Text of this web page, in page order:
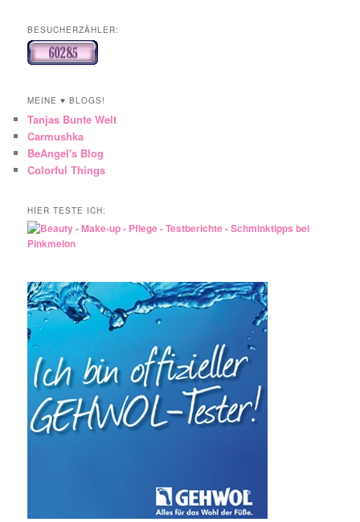
BESUCHERZÄHLER:
MEINE ♥ BLOGS!
Tanjas Bunte Welt
Carmushka
BeAngel's Blog
Colorful Things
HIER TESTE ICH: